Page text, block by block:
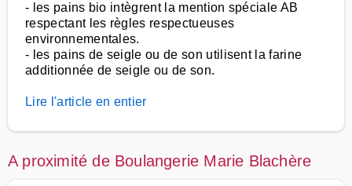
- les pains bio intègrent la mention spéciale AB
respectant les règles respectueuses
environnementales.
- les pains de seigle ou de son utilisent la farine
additionnée de seigle ou de son.
Lire l'article en entier
A proximité de Boulangerie Marie Blachère